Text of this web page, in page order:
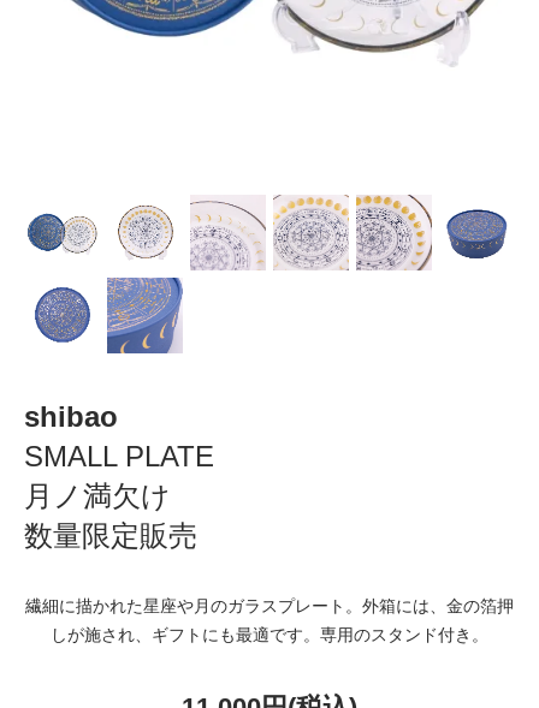
shibao
SMALL PLATE
月ノ満欠け
数量限定販売
繊細に描かれた星座や月のガラスプレート。外箱には、金の箔押
しが施され、ギフトにも最適です。専用のスタンド付き。